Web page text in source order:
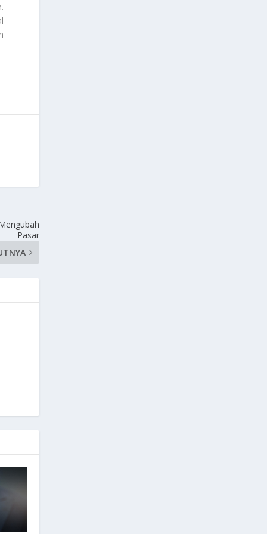
Pasar